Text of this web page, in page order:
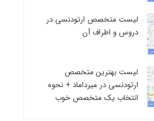
لیست متخصص ارتودنسی در
دروس و اطراف آن
لیست بهترین متخصص
ارتودنسی در میرداماد + نحوه
انتخاب یک متخصص خوب